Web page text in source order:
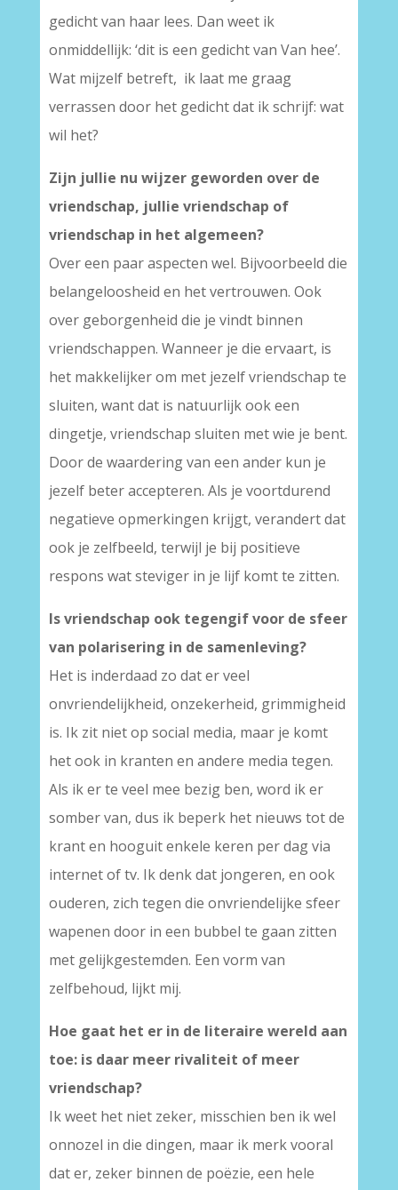
gedicht van haar lees. Dan weet ik
onmiddellijk: ‘dit is een gedicht van Van hee’.
Wat mijzelf betreft, ik laat me graag
verrassen door het gedicht dat ik schrijf: wat
wil het?
Zijn jullie nu wijzer geworden over de
vriendschap, jullie vriendschap of
vriendschap in het algemeen?
Over een paar aspecten wel. Bijvoorbeeld die
belangeloosheid en het vertrouwen. Ook
over geborgenheid die je vindt binnen
vriendschappen. Wanneer je die ervaart, is
het makkelijker om met jezelf vriendschap te
sluiten, want dat is natuurlijk ook een
dingetje, vriendschap sluiten met wie je bent.
Door de waardering van een ander kun je
jezelf beter accepteren. Als je voortdurend
negatieve opmerkingen krijgt, verandert dat
ook je zelfbeeld, terwijl je bij positieve
respons wat steviger in je lijf komt te zitten.
Is vriendschap ook tegengif voor de sfeer
van polarisering in de samenleving?
Het is inderdaad zo dat er veel
onvriendelijkheid, onzekerheid, grimmigheid
is. Ik zit niet op social media, maar je komt
het ook in kranten en andere media tegen.
Als ik er te veel mee bezig ben, word ik er
somber van, dus ik beperk het nieuws tot de
krant en hooguit enkele keren per dag via
internet of tv. Ik denk dat jongeren, en ook
ouderen, zich tegen die onvriendelijke sfeer
wapenen door in een bubbel te gaan zitten
met gelijkgestemden. Een vorm van
zelfbehoud, lijkt mij.
Hoe gaat het er in de literaire wereld aan
toe: is daar meer rivaliteit of meer
vriendschap?
Ik weet het niet zeker, misschien ben ik wel
onnozel in die dingen, maar ik merk vooral
dat er, zeker binnen de poëzie, een hele